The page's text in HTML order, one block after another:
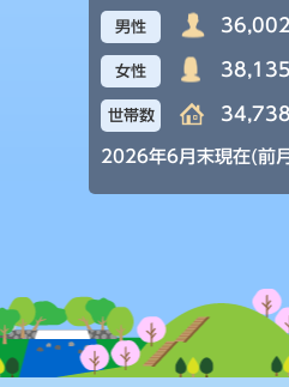
男性
女性
世帯数
2026年6月末現在(前